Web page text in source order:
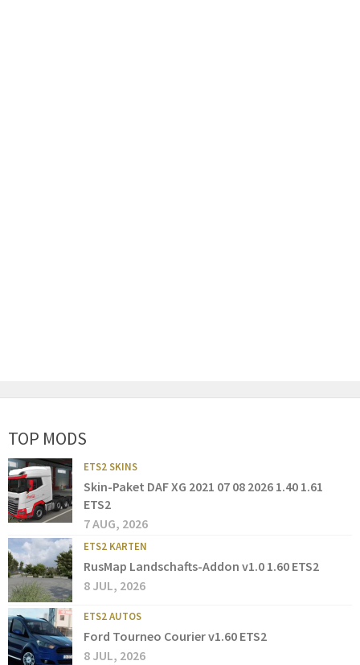
TOP MODS
ETS2 SKINS
Skin-Paket DAF XG 2021 07 08 2026 1.40 1.61
ETS2
7 AUG, 2026
ETS2 KARTEN
RusMap Landschafts-Addon v1.0 1.60 ETS2
8 JUL, 2026
ETS2 AUTOS
Ford Tourneo Courier v1.60 ETS2
8 JUL, 2026